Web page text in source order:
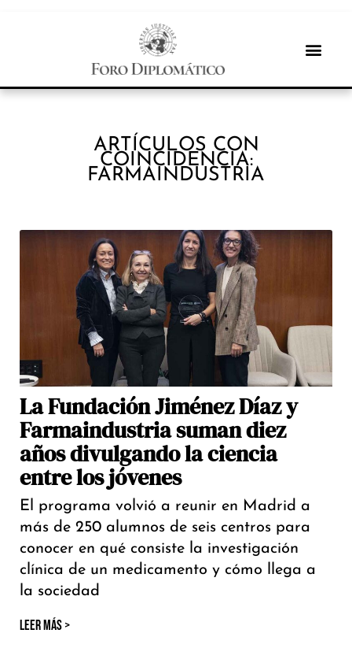
ARTÍCULOS CON
COINCIDENCIA:
FARMAINDUSTRIA
La Fundación Jiménez Díaz y
Farmaindustria suman diez
años divulgando la ciencia
entre los jóvenes
El programa volvió a reunir en Madrid a
más de 250 alumnos de seis centros para
conocer en qué consiste la investigación
clínica de un medicamento y cómo llega a
la sociedad
LEER MÁS >